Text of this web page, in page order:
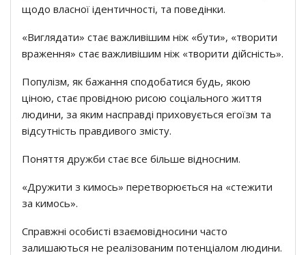
щодо власної ідентичності, та поведінки.
«Виглядати» стає важливішим ніж «бути», «творити
враження» стає важливішим ніж «творити дійсність».
Популізм, як бажання сподобатися будь, якою
ціною, стає провідною рисою соціального життя
людини, за яким насправді приховується егоїзм та
відсутність правдивого змісту.
Поняття дружби стає все більше відносним.
«Дружити з кимось» перетворюється на «стежити
за кимось».
Справжні особисті взаємовідносини часто
залишаються не реалізованим потенціалом людини.